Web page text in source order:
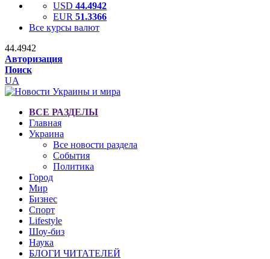
USD 44.4942
EUR 51.3366
Все курсы валют
44.4942
Авторизация
Поиск
UA
ВСЕ РАЗДЕЛЫ
Главная
Украина
Все новости раздела
События
Политика
Город
Мир
Бизнес
Спорт
Lifestyle
Шоу-биз
Наука
БЛОГИ ЧИТАТЕЛЕЙ